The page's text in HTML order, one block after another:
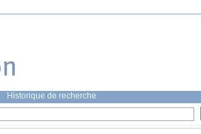
Historique de recherche